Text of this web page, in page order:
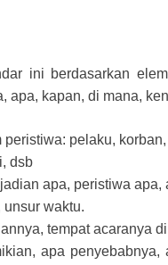
ini berdasarkan
apa, kapan, di mana,
pelaku,
dsb
apa, peristiwa apa,
waktu.
tempat acaranya
apa